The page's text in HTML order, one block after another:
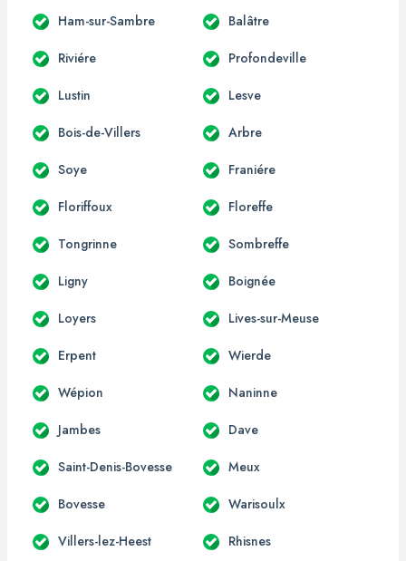
Ham-sur-Sambre Balâtre
Riviére Profondeville
Lustin Lesve
Bois-de-Villers Arbre
Soye Franiére
Floriffoux Floreffe
Tongrinne Sombreffe
Ligny Boignée
Loyers Lives-sur-Meuse
Erpent Wierde
Wépion Naninne
Jambes Dave
Saint-Denis-Bovesse Meux
Bovesse Warisoulx
Villers-lez-Heest Rhisnes